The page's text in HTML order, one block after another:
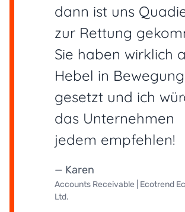
dann ist uns
zur Rettung
Sie haben wirklich
Hebel in Bewegung
gesetzt und ich
das Unternehmen
jedem empfehlen!
— Karen
Accounts Receivable | Ecotrend
Ltd.